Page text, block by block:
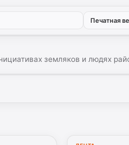
Печатная
земляков и людях